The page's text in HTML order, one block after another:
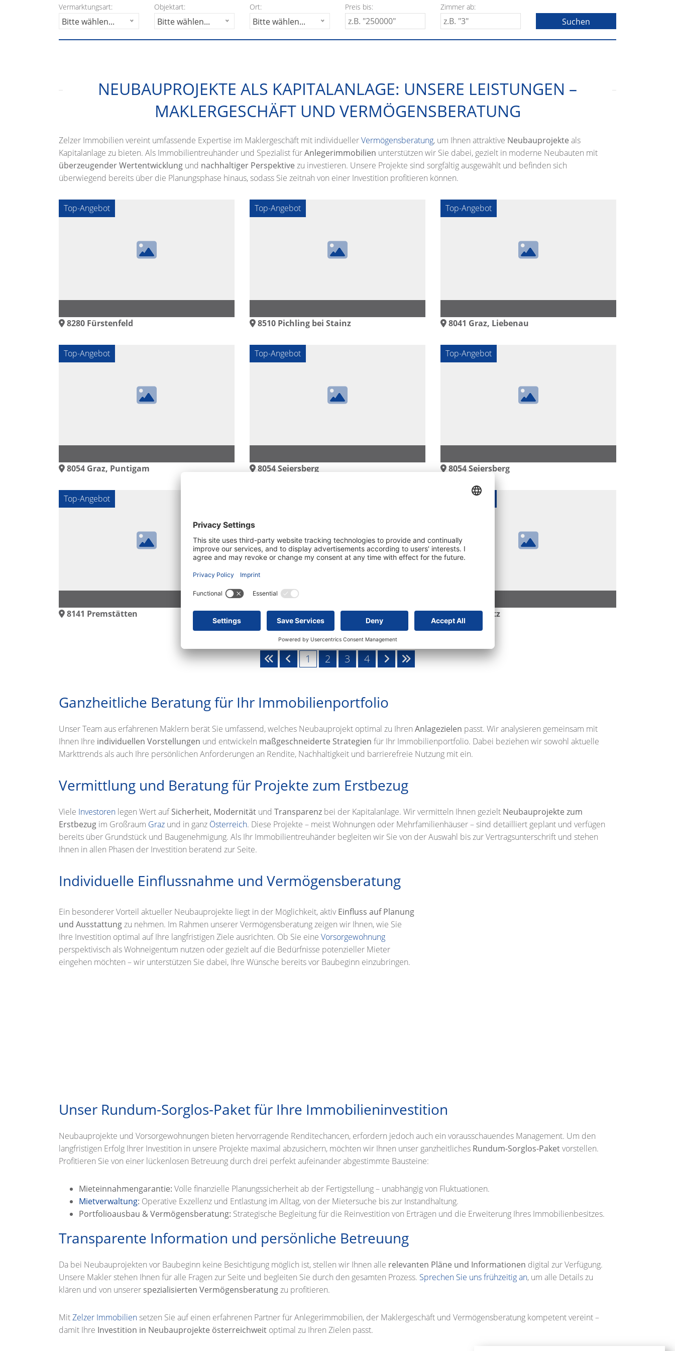
Vermarktungsart:
Bitte wählen...
Objektart:
Bitte wählen...
Ort:
Bitte wählen...
Preis bis: Zimmer ab:
NEUBAUPROJEKTE ALS KAPITALANLAGE: UNSERE LEISTUNGEN –
MAKLERGESCHÄFT UND VERMÖGENSBERATUNG
Zelzer Immobilien vereint umfassende Expertise im Maklergeschäft mit individuellerVermögensberatung, um Ihnen attraktive Neubauprojekte als
Kapitalanlage zu bieten. Als Immobilientreuhänder und Spezialist fürAnlegerimmobilien unterstützen wir Sie dabei, gezielt in moderne Neubauten mit
überzeugender Wertentwicklung und nachhaltiger Perspektive zu investieren. Unsere Projekte sind sorgfältig ausgewählt und befinden sich
überwiegend bereits über die Planungsphase hinaus, sodass Sie zeitnah von einer Investition profitieren können.
Top-Angebot
8280 Fürstenfeld
Top-Angebot
8510 Pichling bei Stainz
Top-Angebot
8041 Graz, Liebenau
Top-Angebot
8054 Graz, Puntigam
Top-Angebot
8054Seiersberg
Top-Angebot
8054Seiersberg
Top-Angebot
8141 Premstätten 1210Wien, Floridsdorf
Top-Angebot
8462Gamlitz
1 2 3 4
Ganzheitliche Beratung für Ihr Immobilienportfolio
Unser Team aus erfahrenen Maklern berät Sie umfassend, welches Neubauprojekt optimal zu Ihren Anlagezielen passt. Wir analysieren gemeinsam mit
Ihnen Ihre individuellen Vorstellungen und entwickeln maßgeschneiderte Strategien für Ihr Immobilienportfolio. Dabei beziehen wir sowohl aktuelle
Markttrends als auch Ihre persönlichen Anforderungen an Rendite, Nachhaltigkeit und barrierefreie Nutzung mit ein.
Vermittlung und Beratung für Projekte zum Erstbezug
Viele Investoren legen Wert aufSicherheit, Modernität und Transparenz bei der Kapitalanlage. Wir vermitteln Ihnen gezielt Neubauprojekte zum
Erstbezug im Großraum Graz und in ganz Österreich. Diese Projekte – meist Wohnungen oder Mehrfamilienhäuser – sind detailliert geplant und verfügen
bereits über Grundstück und Baugenehmigung. Als Ihr Immobilientreuhänder begleiten wir Sie von der Auswahl bis zur Vertragsunterschrift und stehen
Ihnen in allen Phasen der Investition beratend zur Seite.
Individuelle Einflussnahme und Vermögensberatung
Ein besonderer Vorteil aktueller Neubauprojekte liegt in der Möglichkeit, aktivEinfluss auf Planung
und Ausstattungzu nehmen. Im Rahmen unserer Vermögensberatung zeigen wir Ihnen, wie Sie
Ihre Investition optimal auf Ihre langfristigen Ziele ausrichten. Ob Sie eine Vorsorgewohnung
perspektivisch als Wohneigentum nutzen oder gezielt auf die Bedürfnisse potenzieller Mieter
eingehen möchten – wir unterstützen Sie dabei, Ihre Wünsche bereits vor Baubeginn einzubringen.
Unser Rundum-Sorglos-Paket für Ihre Immobilieninvestition
Neubauprojekte und Vorsorgewohnungen bieten hervorragende Renditechancen, erfordern jedoch auch ein vorausschauendes Management. Um den
langfristigen Erfolg Ihrer Investition in unsere Projekte maximal abzusichern, möchten wir Ihnen unser ganzheitliches Rundum-Sorglos-Paketvorstellen.
Profitieren Sie von einer lückenlosen Betreuung durch drei perfekt aufeinander abgestimmte Bausteine:
Mieteinnahmengarantie: Volle finanzielle Planungssicherheit ab der Fertigstellung – unabhängig von Fluktuationen.
Mietverwaltung: Operative Exzellenz und Entlastung im Alltag, von der Mietersuche bis zur Instandhaltung.
Portfolioausbau & Vermögensberatung: Strategische Begleitung für die Reinvestition von Erträgen und die Erweiterung Ihres Immobilienbesitzes.
Transparente Information und persönliche Betreuung
Da bei Neubauprojekten vor Baubeginn keine Besichtigung möglich ist, stellen wir Ihnen alle relevanten Pläne und Informationen digital zur Verfügung.
Unsere Makler stehen Ihnen für alle Fragen zur Seite und begleiten Sie durch den gesamten Prozess. Sprechen Sie uns frühzeitig an, um alle Details zu
klären und von unserer spezialisierten Vermögensberatungzu profitieren.
MitZelzer Immobiliensetzen Sie auf einen erfahrenen Partner für Anlegerimmobilien, der Maklergeschäft und Vermögensberatung kompetent vereint –
damit Ihre Investition in Neubauprojekte österreichweit optimal zu Ihren Zielen passt.